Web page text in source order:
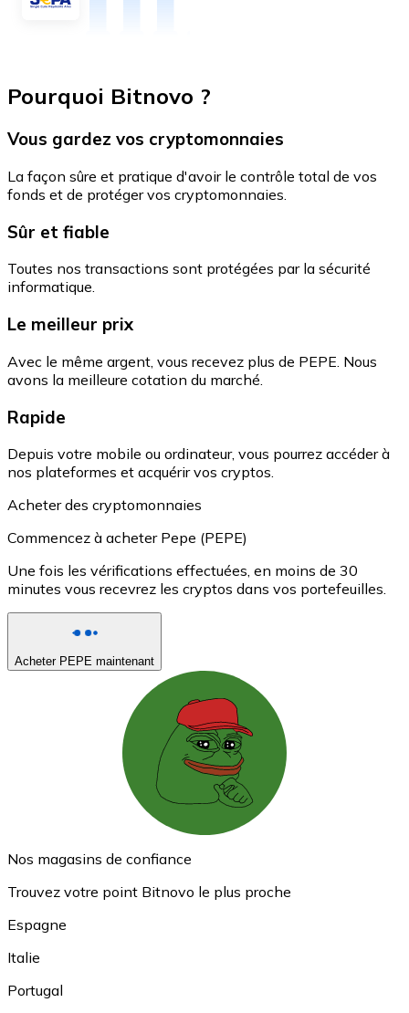
Pourquoi Bitnovo ?
Vous gardez vos cryptomonnaies
La façon sûre et pratique d'avoir le contrôle total de vos
fonds et de protéger vos cryptomonnaies.
Sûr et fiable
Toutes nos transactions sont protégées par la sécurité
informatique.
Le meilleur prix
Avec le même argent, vous recevez plus de PEPE. Nous
avons la meilleure cotation du marché.
Rapide
Depuis votre mobile ou ordinateur, vous pourrez accéder à
nos plateformes et acquérir vos cryptos.
Acheter des cryptomonnaies
Commencez à acheter Pepe (PEPE)
Une fois les vérifications effectuées, en moins de 30
minutes vous recevrez les cryptos dans vos portefeuilles.
Acheter PEPE maintenant
Nos magasins de confiance
Trouvez votre point Bitnovo le plus proche
Espagne
Italie
Portugal